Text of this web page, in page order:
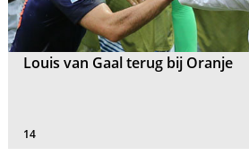
Louis van Gaal terug bij Oranje
14